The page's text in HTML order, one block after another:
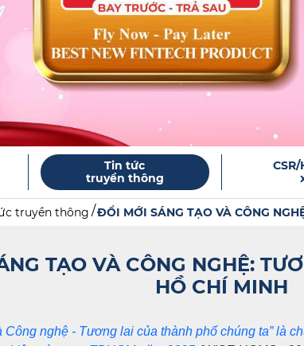
Tin tức
truyền thông
truyền thông ĐỔI MỚI SÁNG TẠO VÀ CÔNG
TẠO VÀ CÔNG NGHỆ:
HỒ CHÍ MINH
Công nghệ - Tương lai của thành phố chúng ta” là